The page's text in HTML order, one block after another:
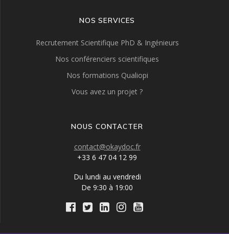
NOS SERVICES
Recrutement Scientifique PhD & Ingénieurs
Nos conférenciers scientifiques
Nos formations Qualiopi
Vous avez un projet ?
NOUS CONTACTER
contact@okaydoc.fr
+33 6 47 04 12 99
Du lundi au vendredi
De 9:30 à 19:00